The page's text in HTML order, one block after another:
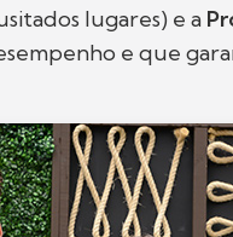
lugares) e a
e que